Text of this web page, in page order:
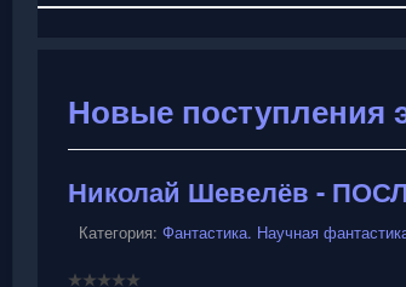
Новые поступления
Николай Шевелёв -
Категория: Фантастика. Научная